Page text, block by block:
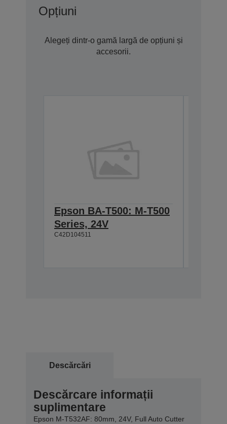
Opțiuni
Alegeți dintr-o gamă largă de opțiuni și
accesorii.
Epson BA-T500: M-T500
Series, 24V
C42D104511
Descărcări
Descărcare informații
suplimentare
Epson M-T532AF: 80mm, 24V, Full Auto Cutter